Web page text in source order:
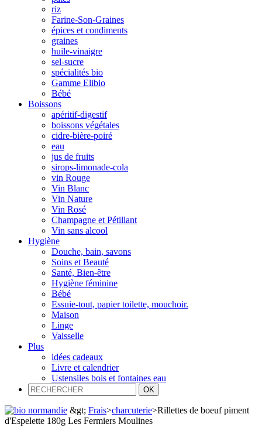
riz
Farine-Son-Graines
épices et condiments
graines
huile-vinaigre
sel-sucre
spécialités bio
Gamme Elibio
Bébé
Boissons
apéritif-digestif
boissons végétales
cidre-bière-poiré
eau
jus de fruits
sirops-limonade-cola
vin Rouge
Vin Blanc
Vin Nature
Vin Rosé
Champagne et Pétillant
Vin sans alcool
Hygiène
Douche, bain, savons
Soins et Beauté
Santé, Bien-être
Hygiène féminine
Bébé
Essuie-tout, papier toilette, mouchoir.
Maison
Linge
Vaisselle
Plus
idées cadeaux
Livre et calendrier
Ustensiles bois et fontaines eau
&gt; Frais>charcuterie>Rillettes de boeuf piment
d'Espelette 180g Les Fermiers Moulines